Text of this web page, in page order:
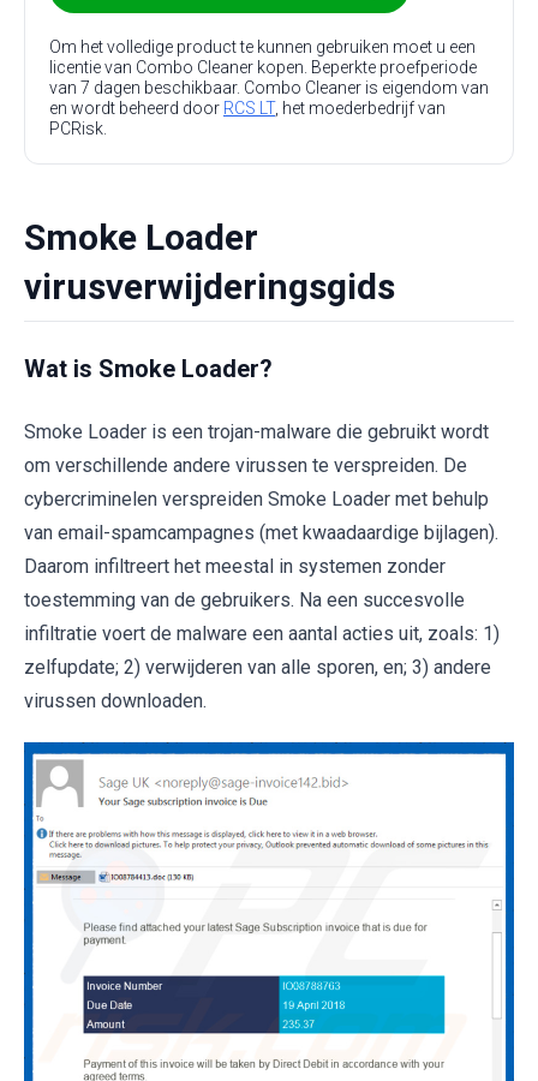
Om het volledige product te kunnen gebruiken moet u een
licentie van Combo Cleaner kopen. Beperkte proefperiode
van 7 dagen beschikbaar. Combo Cleaner is eigendom van
en wordt beheerd door RCS LT, het moederbedrijf van
PCRisk.
Smoke Loader
virusverwijderingsgids
Wat is Smoke Loader?
Smoke Loader is een trojan-malware die gebruikt wordt
om verschillende andere virussen te verspreiden. De
cybercriminelen verspreiden Smoke Loader met behulp
van email-spamcampagnes (met kwaadaardige bijlagen).
Daarom infiltreert het meestal in systemen zonder
toestemming van de gebruikers. Na een succesvolle
infiltratie voert de malware een aantal acties uit, zoals: 1)
zelfupdate; 2) verwijderen van alle sporen, en; 3) andere
virussen downloaden.